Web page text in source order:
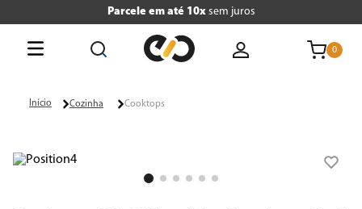
Parcele em até 10xsem juros
0
Cozinha Cooktops